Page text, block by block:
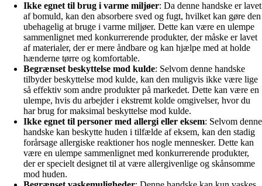
Ikke egnet til brug i varme miljøer: Da denne handske er lavet
af bomuld, kan den absorbere sved og fugt, hvilket kan gøre den
ubehagelig at bruge i varme miljøer. Dette kan være en ulempe
sammenlignet med konkurrerende produkter, der måske er lavet
af materialer, der er mere åndbare og kan hjælpe med at holde
hænderne tørre og komfortable.
Begrænset beskyttelse mod kulde: Selvom denne handske
tilbyder beskyttelse mod kulde, kan den muligvis ikke være lige
så effektiv som andre produkter på markedet. Dette kan være en
ulempe, hvis du arbejder i ekstremt kolde omgivelser, hvor du
har brug for maksimal beskyttelse mod kulde.
Ikke egnet til personer med allergi eller eksem: Selvom denne
handske kan beskytte huden i tilfælde af eksem, kan den stadig
forårsage allergiske reaktioner hos nogle mennesker. Dette kan
være en ulempe sammenlignet med konkurrerende produkter,
der er specielt designet til at være allergivenlige og skånsomme
mod huden.